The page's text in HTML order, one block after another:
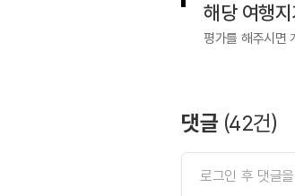
해당 여행
평가를 해주시면
댓글 (42건)